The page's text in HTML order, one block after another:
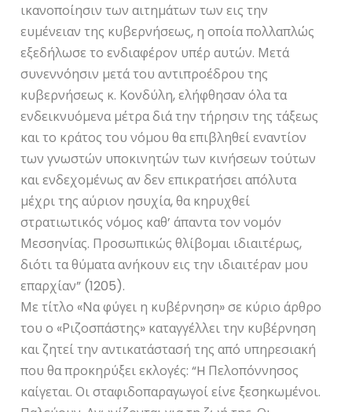
ικανοποίησιν των αιτημάτων των εις την
ευμένειαν της κυβερνήσεως, η οποία πολλαπλώς
εξεδήλωσε το ενδιαφέρον υπέρ αυτών. Μετά
συνεννόησιν μετά του αντιπροέδρου της
κυβερνήσεως κ. Κονδύλη, ελήφθησαν όλα τα
ενδεικνυόμενα μέτρα διά την τήρησιν της τάξεως
και το κράτος του νόμου θα επιβληθεί εναντίον
των γνωστών υποκινητών των κινήσεων τούτων
και ενδεχομένως αν δεν επικρατήσει απόλυτα
μέχρι της αύριον ησυχία, θα κηρυχθεί
στρατιωτικός νόμος καθ’ άπαντα τον νομόν
Μεσσηνίας. Προσωπικώς θλίβομαι ιδιαιτέρως,
διότι τα θύματα ανήκουν εις την ιδιαιτέραν μου
επαρχίαν” (1205).
Με τίτλο «Να φύγει η κυβέρνηση» σε κύριο άρθρο
του ο «Ριζοσπάστης» καταγγέλλει την κυβέρνηση
και ζητεί την αντικατάστασή της από υπηρεσιακή
που θα προκηρύξει εκλογές: “H Πελοπόννησος
καίγεται. Οι σταφιδοπαραγωγοί είνε ξεσηκωμένοι.